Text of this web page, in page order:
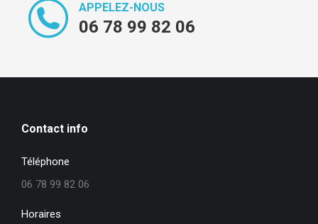
APPELEZ-NOUS
06 78 99 82 06
Contact info
Téléphone
06 78 99 82 06
Horaires